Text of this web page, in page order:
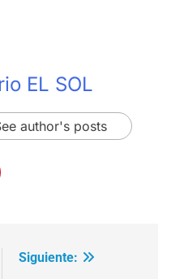
EL SOL
author's posts
Siguiente: